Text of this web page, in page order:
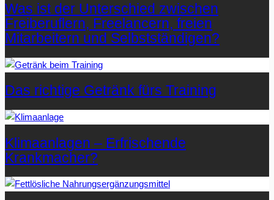
Was ist der Unterschied zwischen
Freiberuflern, Freelancern, freien
Mitarbeitern und Selbstständigen?
Das richtige Getränk fürs Training
Klimaanlagen – Erfrischende
Krankmacher?